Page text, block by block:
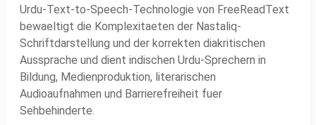
Urdu-Text-to-Speech-Technologie von FreeReadText
bewaeltigt die Komplexitaeten der Nastaliq-
Schriftdarstellung und der korrekten diakritischen
Aussprache und dient indischen Urdu-Sprechern in
Bildung, Medienproduktion, literarischen
Audioaufnahmen und Barrierefreiheit fuer
Sehbehinderte.